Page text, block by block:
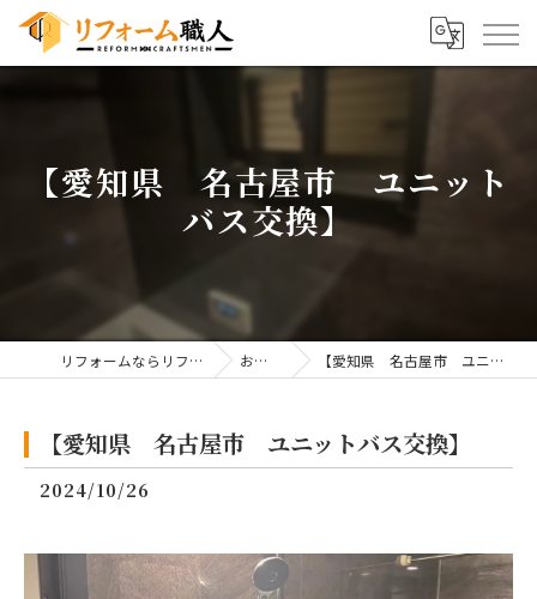
【愛知県 名古屋市 ユニット
バス交換】
リフォームならリフォーム職人 お知らせ 【愛知県 名古屋市 ユニットバス交換】
【愛知県 名古屋市 ユニットバス交換】
2024/10/26